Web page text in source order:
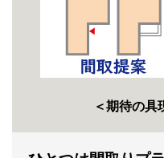
＜期待の